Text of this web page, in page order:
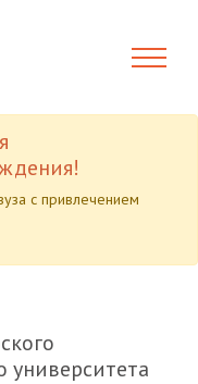
с привлечением
университета